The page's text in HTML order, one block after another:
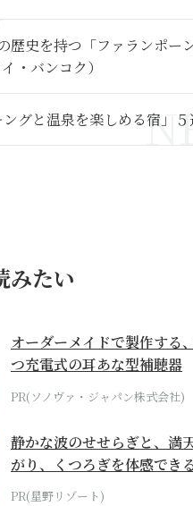
歴史を持つ「ファランポー
・バンコク）
ングと温泉を楽しめる宿」
みたい
オーダーメイドで製作する
つ充電式の耳あな型補聴器
PR(ソノヴァ・ジャパン株式会社)
静かな波のせせらぎと、満
がり、くつろぎを体感でき
ホテル by...
PR(星野リゾート)